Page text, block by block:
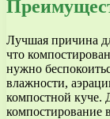
Лучшая причина
что
нужно
влажности,
компостной куче.
компостирование